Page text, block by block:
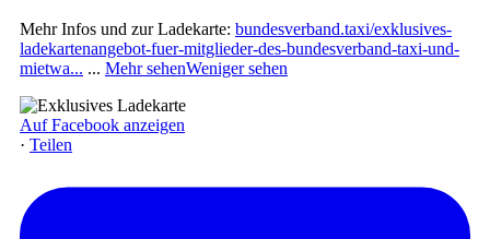
Mehr Infos und zur Ladekarte: bundesverband.taxi/exklusives-
ladekartenangebot-fuer-mitglieder-des-bundesverband-taxi-und-
mietwa... ... Mehr sehenWeniger sehen
Auf Facebook anzeigen
· Teilen